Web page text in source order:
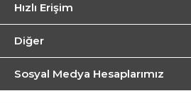
Hızlı Erişim
Diğer
Sosyal Medya Hesaplarımız